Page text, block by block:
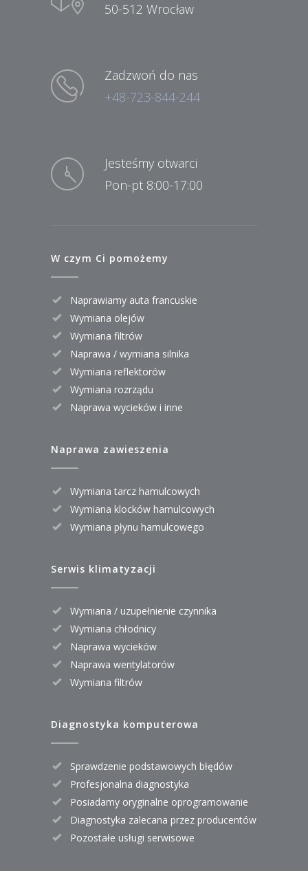
50-512 Wrocław
Zadzwoń do nas
+48-723-844-244
Jesteśmy otwarci
Pon-pt 8:00-17:00
W czym Ci pomożemy
Naprawiamy auta francuskie
Wymiana olejów
Wymiana filtrów
Naprawa / wymiana silnika
Wymiana reflektorów
Wymiana rozrządu
Naprawa wycieków i inne
Naprawa zawieszenia
Wymiana tarcz hamulcowych
Wymiana klocków hamulcowych
Wymiana płynu hamulcowego
Serwis klimatyzacji
Wymiana / uzupełnienie czynnika
Wymiana chłodnicy
Naprawa wycieków
Naprawa wentylatorów
Wymiana filtrów
Diagnostyka komputerowa
Sprawdzenie podstawowych błędów
Profesjonalna diagnostyka
Posiadamy oryginalne oprogramowanie
Diagnostyka zalecana przez producentów
Pozostałe usługi serwisowe